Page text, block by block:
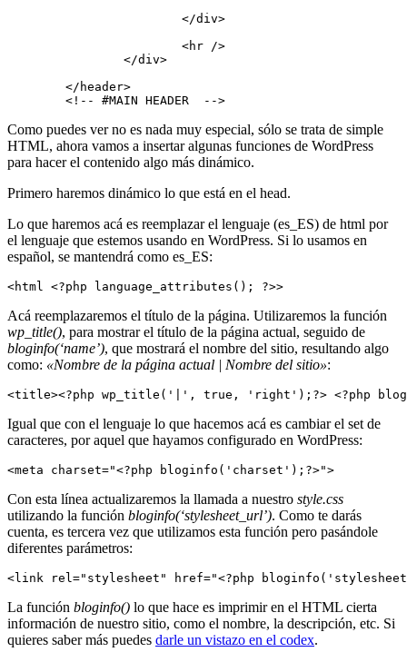
	<!-- #MAIN HEADER  -->
Como puedes ver no es nada muy especial, sólo se trata de simple
HTML, ahora vamos a insertar algunas funciones de WordPress
para hacer el contenido algo más dinámico.
Primero haremos dinámico lo que está en el head.
Lo que haremos acá es reemplazar el lenguaje (es_ES) de html por
el lenguaje que estemos usando en WordPress. Si lo usamos en
español, se mantendrá como es_ES:
<html <?php language_attributes(); ?>>
Acá reemplazaremos el título de la página. Utilizaremos la función
wp_title(), para mostrar el título de la página actual, seguido de
bloginfo(‘name’), que mostrará el nombre del sitio, resultando algo
como: «Nombre de la página actual | Nombre del sitio»:
<title><?php wp_title('|', true, 'right');?> <?php
Igual que con el lenguaje lo que hacemos acá es cambiar el set de
caracteres, por aquel que hayamos configurado en WordPress:
<meta charset="<?php bloginfo('charset');?>">
Con esta línea actualizaremos la llamada a nuestro style.css
utilizando la función bloginfo(‘stylesheet_url’). Como te darás
cuenta, es tercera vez que utilizamos esta función pero pasándole
diferentes parámetros:
<link rel="stylesheet" href="<?php
La función bloginfo() lo que hace es imprimir en el HTML cierta
información de nuestro sitio, como el nombre, la descripción, etc. Si
quieres saber más puedes darle un vistazo en el codex.